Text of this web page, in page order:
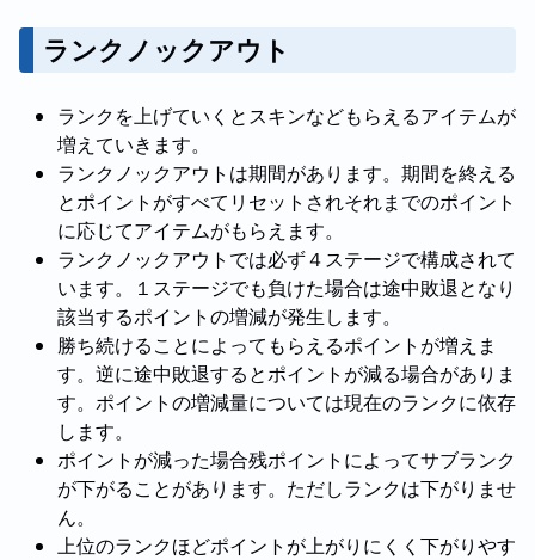
ランクノックアウト
ランクを上げていくとスキンなどもらえるアイテムが
増えていきます。
ランクノックアウトは期間があります。期間を終える
とポイントがすべてリセットされそれまでのポイント
に応じてアイテムがもらえます。
ランクノックアウトでは必ず４ステージで構成されて
います。１ステージでも負けた場合は途中敗退となり
該当するポイントの増減が発生します。
勝ち続けることによってもらえるポイントが増えま
す。逆に途中敗退するとポイントが減る場合がありま
す。ポイントの増減量については現在のランクに依存
します。
ポイントが減った場合残ポイントによってサブランク
が下がることがあります。ただしランクは下がりませ
ん。
上位のランクほどポイントが上がりにくく下がりやす